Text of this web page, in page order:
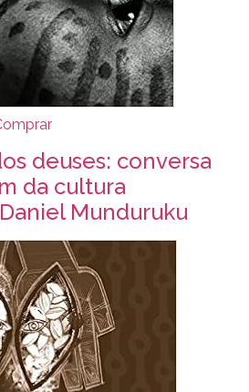
deuses: conversa
da cultura
Munduruku